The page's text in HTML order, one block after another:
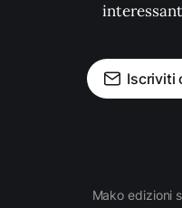
Iscriviti
Mako edizioni